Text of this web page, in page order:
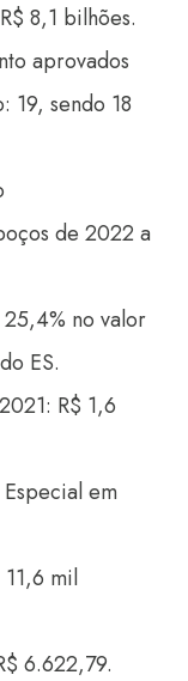
8,1 bilhões.
aprovados
19, sendo 18
de 2022 a
no valor
ES.
R$ 1,6
em
mil
6.622,79.